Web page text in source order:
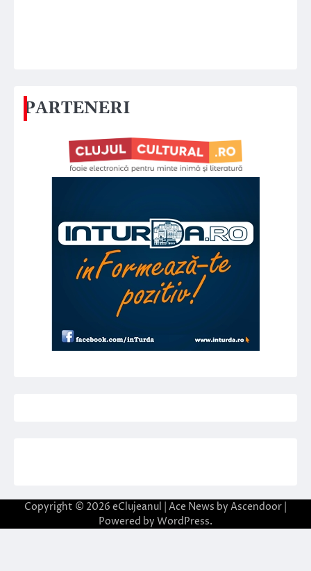
PARTENERI
Copyright © 2026 eClujeanul | Ace News by Ascendoor
Powered by WordPress.